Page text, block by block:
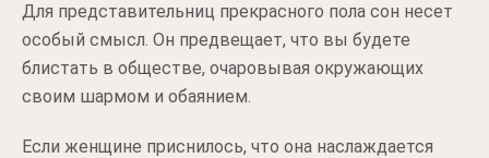
Для представительниц прекрасного пола сон несет
особый смысл. Он предвещает, что вы будете
блистать в обществе, очаровывая окружающих
своим шармом и обаянием.
Если женщине приснилось, что она наслаждается